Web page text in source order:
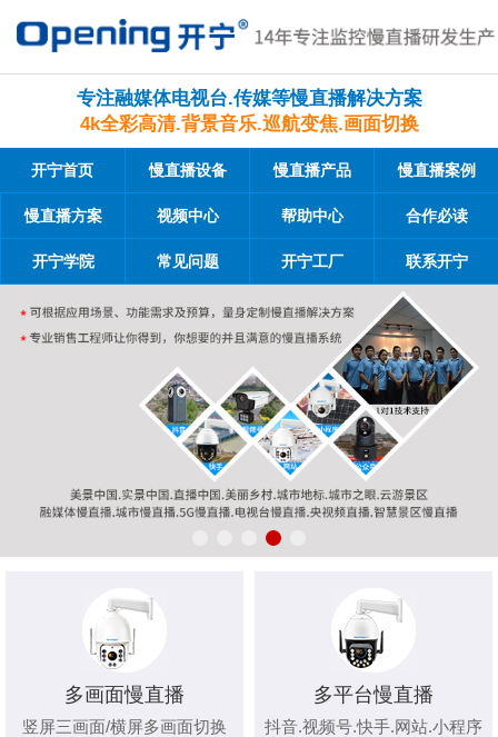
专注融媒体电视台.传媒等慢直播解决方案
4k全彩高清.背景音乐.巡航变焦.画面切换
开宁首页 慢直播设备 慢直播产品 慢直播案例
慢直播方案 视频中心 帮助中心 合作必读
开宁学院 常见问题 开宁工厂 联系开宁
多画面慢直播
竖屏三画面/横屏多画面切换
多平台慢直播
抖音.视频号.快手.网站.小程序